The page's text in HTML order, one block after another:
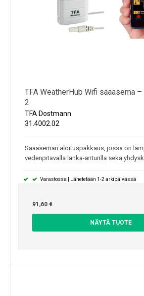
TFA WeatherHub Wifi sääasema
2
TFA Dostmann
31.4002.02
Sääaseman aloituspakkaus, jossa on
vedenpitävälla lanka-anturilla sekä
Varastossa | Lähetetään 1-2 arkipäivässä
91,60 €
NÄYTÄ TUOTE